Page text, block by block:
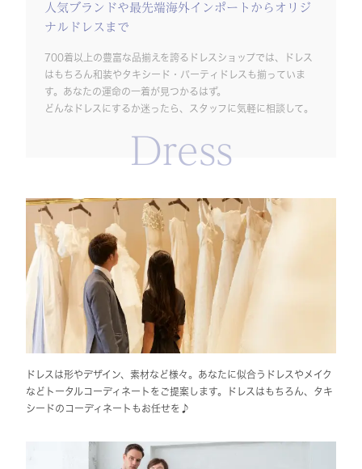
人気ブランドや最先端海外インポートからオリジ
ナルドレスまで
700着以上の豊富な品揃えを誇るドレスショップでは、ドレス
はもちろん和装やタキシード・パーティドレスも揃っていま
す。あなたの運命の一着が見つかるはず。
どんなドレスにするか迷ったら、スタッフに気軽に相談して。
Dress
ドレスは形やデザイン、素材など様々。あなたに似合うドレスやメイク
などトータルコーディネートをご提案します。ドレスはもちろん、タキ
シードのコーディネートもお任せを♪